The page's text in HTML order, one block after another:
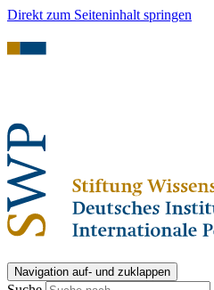
Direkt zum Seiteninhalt springen
Navigation auf- und zuklappen